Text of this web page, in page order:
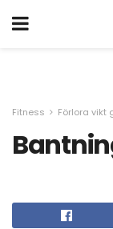
Fitness Förlora vikt